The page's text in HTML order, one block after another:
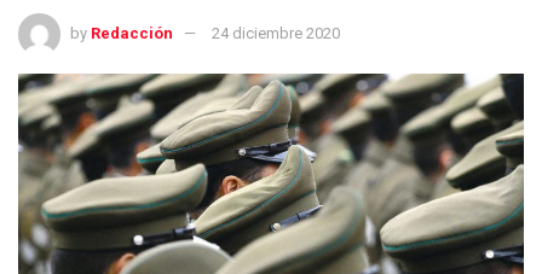
by Redacción 24 diciembre 2020